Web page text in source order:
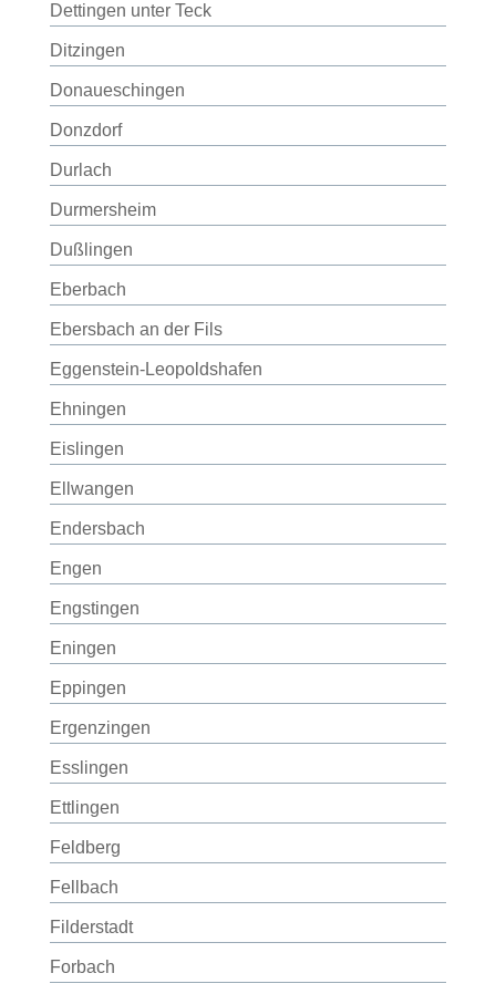
Dettingen unter Teck
Ditzingen
Donaueschingen
Donzdorf
Durlach
Durmersheim
Dußlingen
Eberbach
Ebersbach an der Fils
Eggenstein-Leopoldshafen
Ehningen
Eislingen
Ellwangen
Endersbach
Engen
Engstingen
Eningen
Eppingen
Ergenzingen
Esslingen
Ettlingen
Feldberg
Fellbach
Filderstadt
Forbach